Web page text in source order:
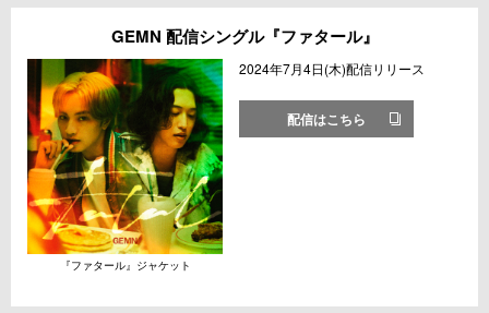
GEMN 配信シングル『ファタール』
『ファタール』ジャケット
2024年7月4日(木)配信リリース
配信はこちら